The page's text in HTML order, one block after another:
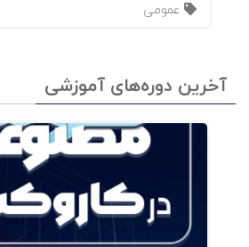
ترسی دارد؟مشتری ما با چه
الگوها در برندسازی» است —
روان‌کاوی خلاق.۴. ساخت
جهان‌بینی، محرککتاب از نگاه
و نقطه‌عطف احساسی مشتری بنا
می‌گذارد.نویسندگان بر این باورند
عمومی
آخرین دوره‌های آموزشی